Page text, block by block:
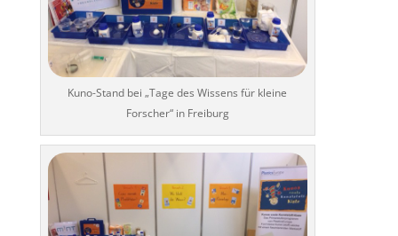
Kuno-Stand bei „Tage des Wissens für kleine
Forscher“ in Freiburg